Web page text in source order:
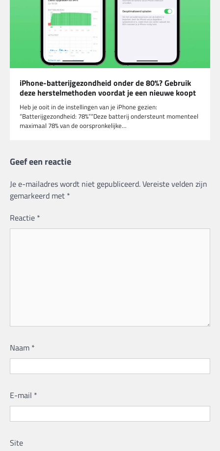
iPhone-batterijgezondheid onder de 80%? Gebruik
deze herstelmethoden voordat je een nieuwe koopt
Heb je ooit in de instellingen van je iPhone gezien:
“Batterijgezondheid: 78%”“Deze batterij ondersteunt momenteel
maximaal 78% van de oorspronkelijke…
Geef een reactie
Je e-mailadres wordt niet gepubliceerd.Vereiste velden zijn
gemarkeerd met *
Reactie *
Naam *
E-mail *
Site